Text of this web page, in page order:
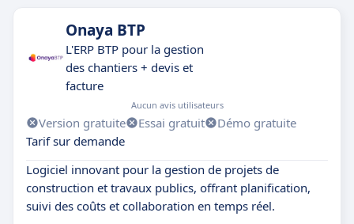
Onaya BTP
L'ERP BTP pour la gestion
des chantiers + devis et
facture
Aucun avis utilisateurs
Version gratuite Essai gratuit
Démo gratuite
Tarif sur demande
Logiciel innovant pour la gestion de projets de
construction et travaux publics, offrant planification,
suivi des coûts et collaboration en temps réel.